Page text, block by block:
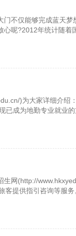
不仅能够完成蓝天梦
呢?2012年统计随着
)为大家详细介绍
成为地勤专业就业的
网(http://
提供指引咨询等服务